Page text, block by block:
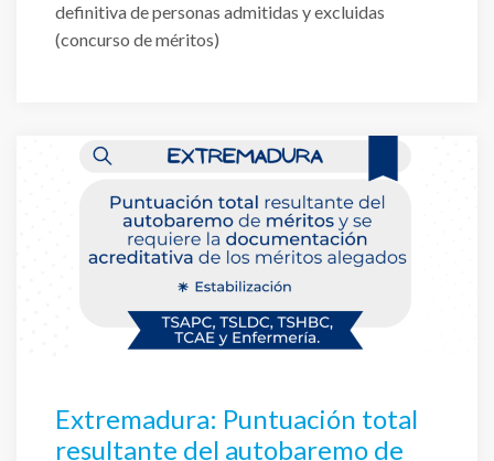
definitiva de personas admitidas y excluidas
(concurso de méritos)
Extremadura: Puntuación total
resultante del autobaremo de